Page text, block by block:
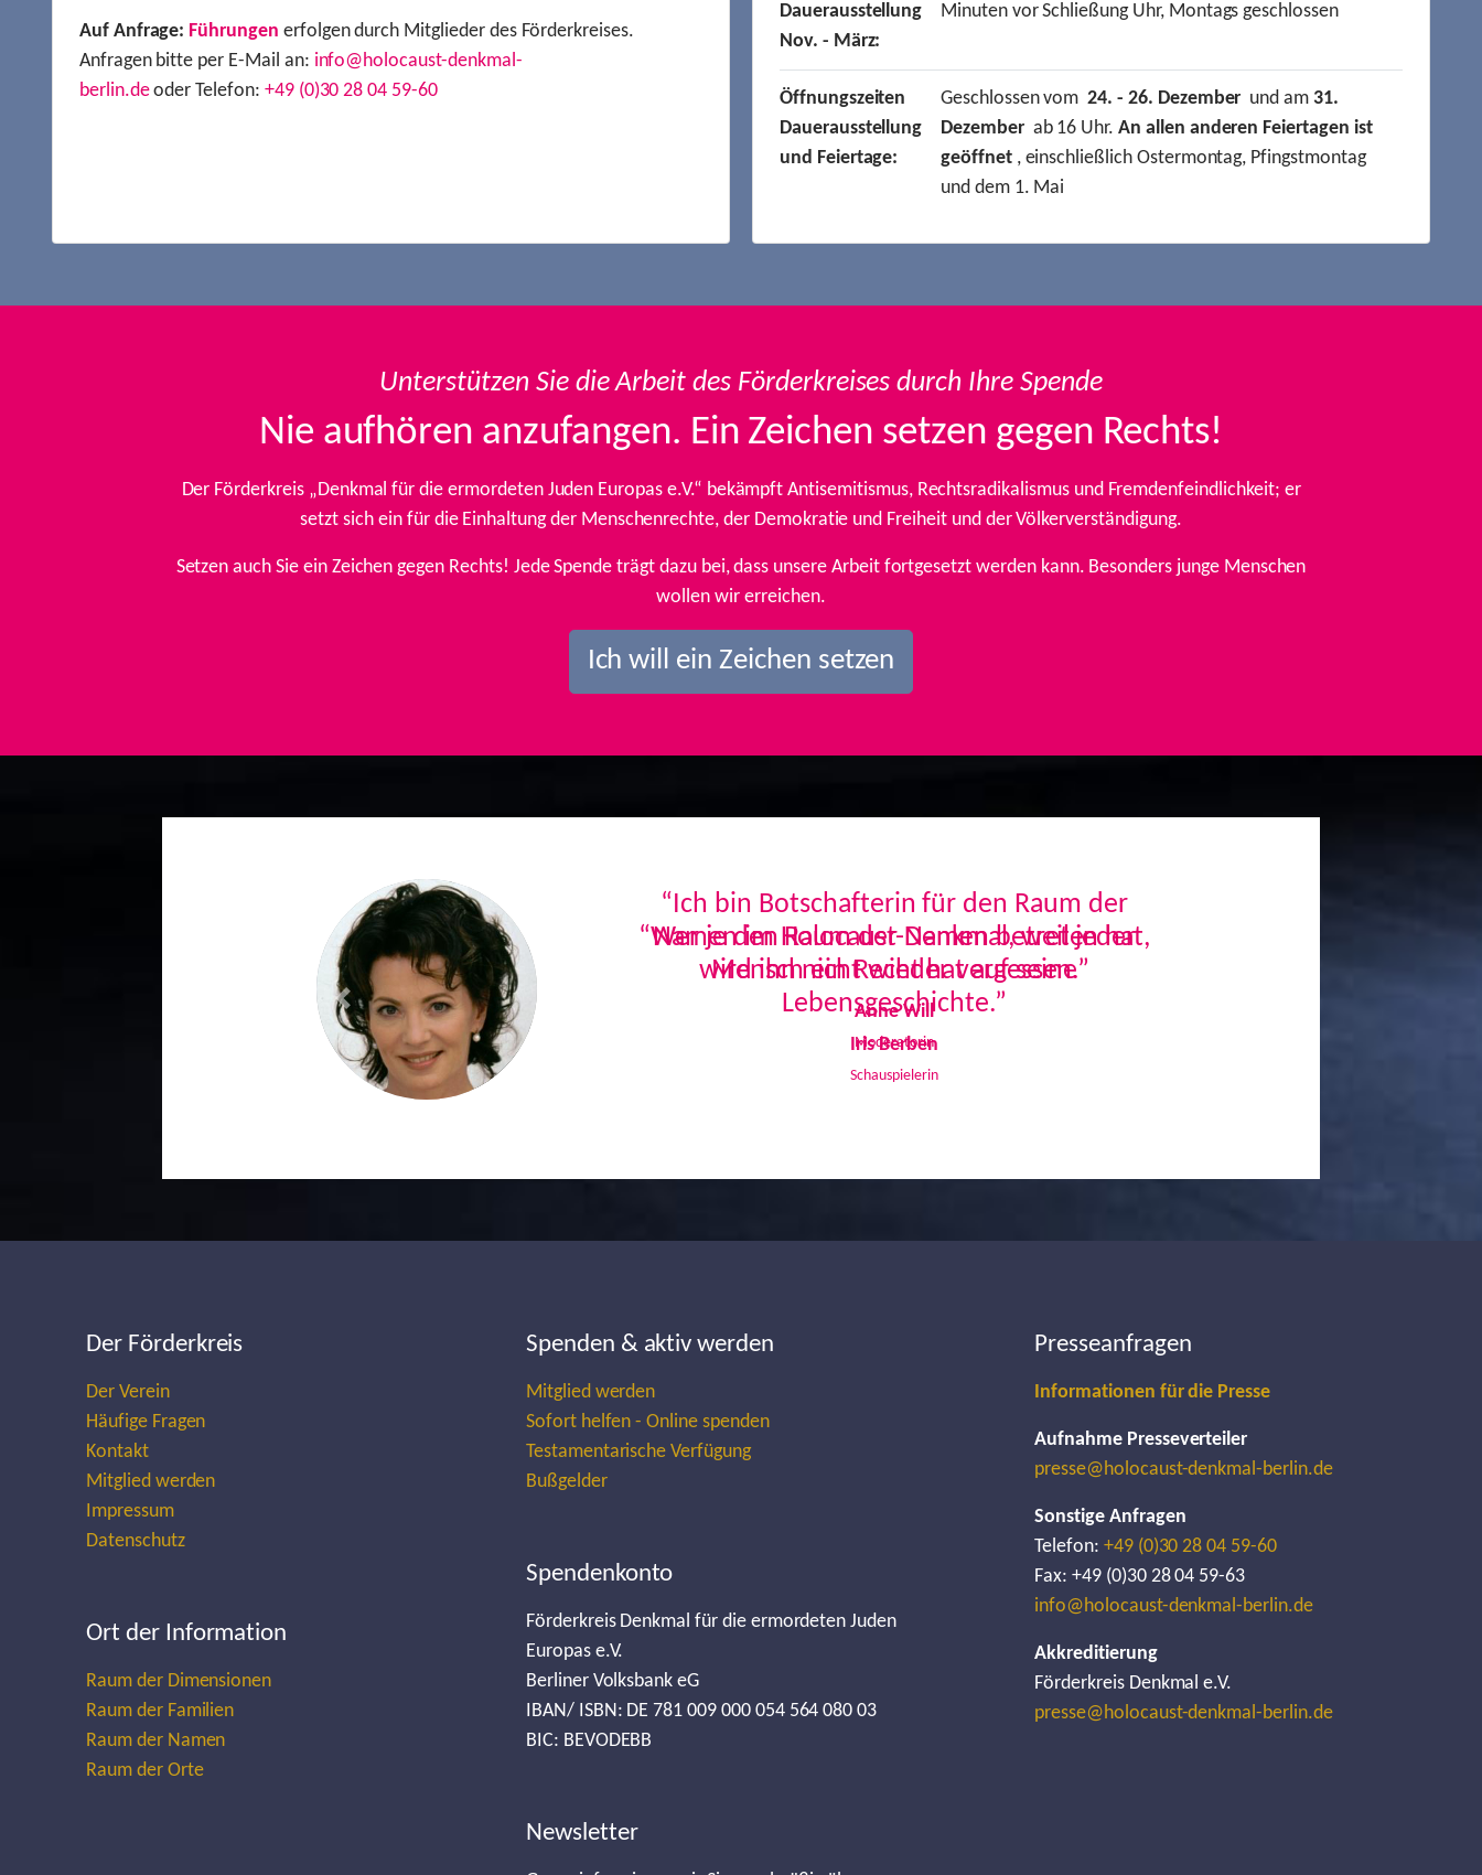
Auf Anfrage: Führungen erfolgen durch Mitglieder des Förderkreises.
Anfragen bitte per E-Mail an: info@holocaust-denkmal-
berlin.deoder Telefon: +49 (0)30 28 04 59-60
Dauerausstellung
Nov. - März:
Minuten vor Schließung Uhr, Montags geschlossen
Öffnungszeiten
Dauerausstellung
und Feiertage:
Geschlossen vom24. - 26. Dezember und am31.
Dezemberab 16 Uhr.An allen anderen Feiertagen ist
geöffnet, einschließlich Ostermontag, Pfingstmontag
und dem 1. Mai
Unterstützen Sie die Arbeit des Förderkreises durch Ihre Spende
Nie aufhören anzufangen. Ein Zeichen setzen gegen Rechts!
Der Förderkreis „Denkmal für die ermordeten Juden Europas e.V.“ bekämpft Antisemitismus, Rechtsradikalismus und Fremdenfeindlichkeit; er
setzt sich ein für die Einhaltung der Menschenrechte, der Demokratie und Freiheit und der Völkerverständigung.
Setzen auch Sie ein Zeichen gegen Rechts! Jede Spende trägt dazu bei, dass unsere Arbeit fortgesetzt werden kann. Besonders junge Menschen
wollen wir erreichen.
Ich will ein Zeichen setzen
“Ich bin Botschafterin für den Raum der
Namen im Holocaust-Denkmal, weil jeder
Mensch ein Recht hat auf seine
Lebensgeschichte.”
Iris Berben
Schauspielerin
Previous
Der Förderkreis
Der Verein
Häufige Fragen
Kontakt
Mitglied werden
Impressum
Datenschutz
Ort der Information
Raum der Dimensionen
Raum der Familien
Raum der Namen
Raum der Orte
Spenden & aktiv werden
Mitglied werden
Sofort helfen - Online spenden
Testamentarische Verfügung
Bußgelder
Spendenkonto
Förderkreis Denkmal für die ermordeten Juden
Europas e.V.
Berliner Volksbank eG
IBAN/ ISBN: DE 781 009 000 054 564 080 03
BIC: BEVODEBB
Newsletter
Presseanfragen
Informationen für die Presse
Aufnahme Presseverteiler
presse@holocaust-denkmal-berlin.de
Sonstige Anfragen
Telefon: +49 (0)30 28 04 59-60
Fax: +49 (0)30 28 04 59-63
info@holocaust-denkmal-berlin.de
Akkreditierung
Förderkreis Denkmal e.V.
presse@holocaust-denkmal-berlin.de